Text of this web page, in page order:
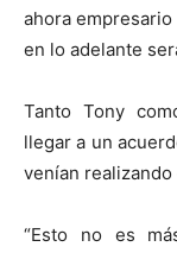
ahora
en lo adelante
Tanto Tony
llegar a un
venían
“Esto no es